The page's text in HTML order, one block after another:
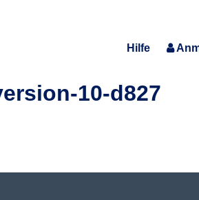
Hilfe
10-d827